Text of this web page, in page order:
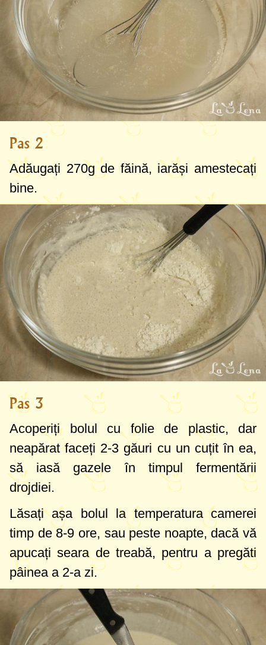
Pas 2
Adăugați 270gde făină, iarăși amestecați
bine.
Pas 3
Acoperiți bolul cu folie de plastic, dar
neapărat faceți 2-3 găuri cu un cuțit în ea,
să iasă gazele în timpul fermentării
drojdiei.
Lăsați așa bolul la temperatura camerei
timp de 8-9 ore, sau peste noapte, dacă vă
apucați seara de treabă, pentru a pregăti
pâinea a 2-a zi.